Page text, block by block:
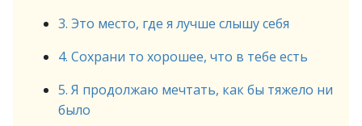
3. Это место, где я лучше слышу себя
4. Сохрани то хорошее, что в тебе есть
5. Я продолжаю мечтать, как бы тяжело ни
было